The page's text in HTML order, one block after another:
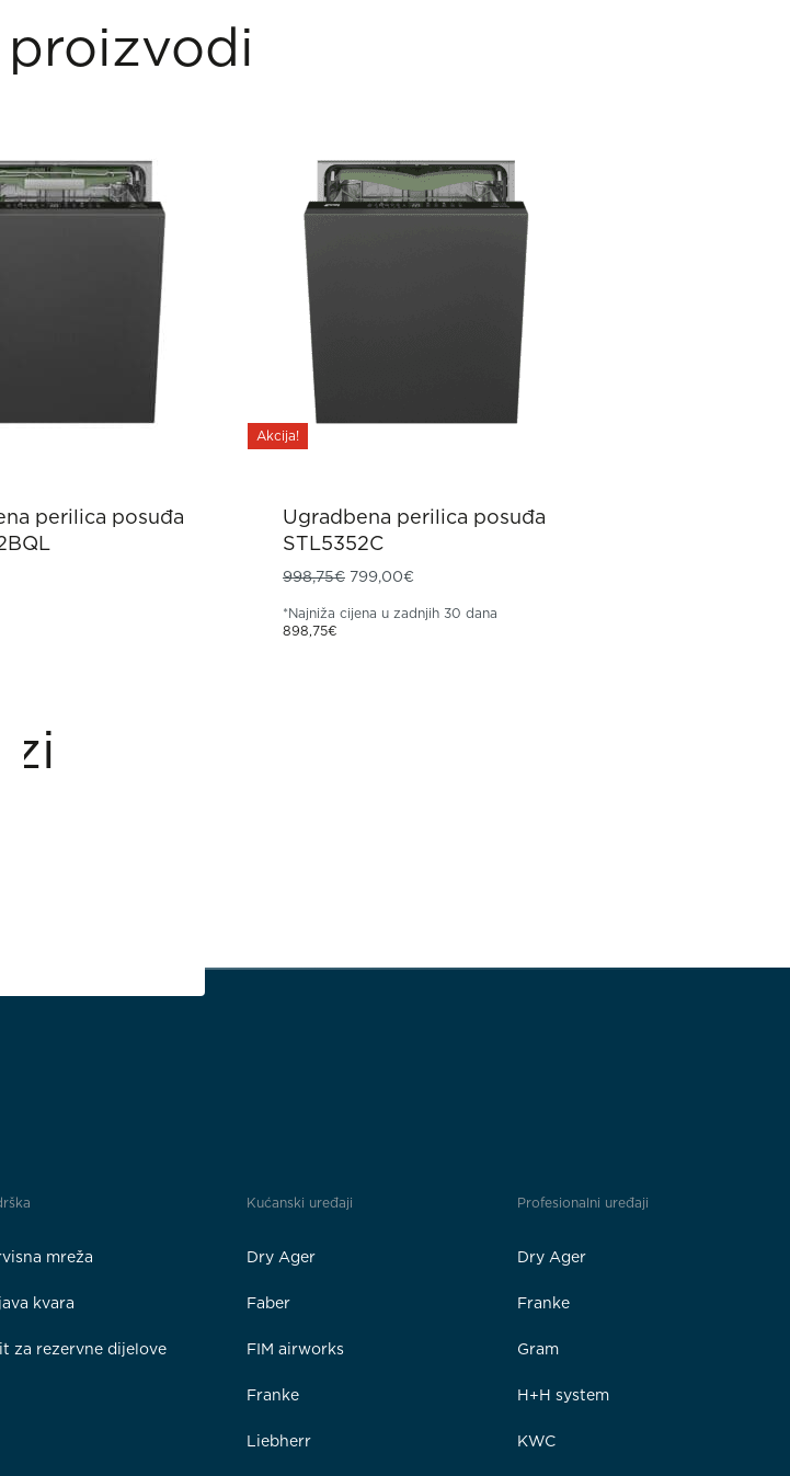
perilica posuđa
Akcija!
Ugradbena perilica posuđa
STL5352C
998,75€ Izvorna cijena bila je: 998,75€.
799,00€
*Najniža cijena u zadnjih 30 dana
898,75€
mreža
kvara
za rezervne dijelove
Kućanski uređaji
Dry Ager
Faber
FIM airworks
Franke
Liebherr
Profesionalni uređaji
Dry Ager
Franke
Gram
H+H system
KWC